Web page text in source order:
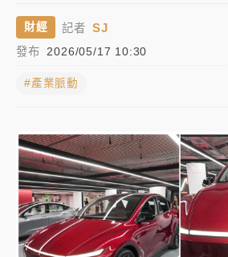
周末精選｜
任 預算難關如何解？
父親節玩樂園！六福村今明2天「
買1送1
白海豚逼近！新北高灘地停車場
開放水門周邊紅黃線停車
中颱白海豚環流掠北海！今明防
財經 記者 SJ
發布 2026/05/17 10:30
#產業脈動